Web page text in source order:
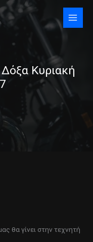
Κυριακή
θα γίνει στην τεχνητή